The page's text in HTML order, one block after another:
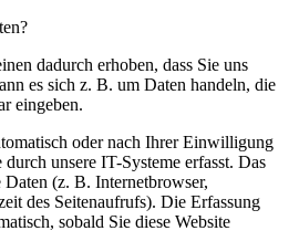
dadurch erhoben, dass Sie uns
es sich z. B. um Daten handeln, die
eingeben.
oder nach Ihrer Einwilligung
unsere IT-Systeme erfasst. Das
(z. B. Internetbrowser,
des Seitenaufrufs). Die Erfassung
sobald Sie diese Website